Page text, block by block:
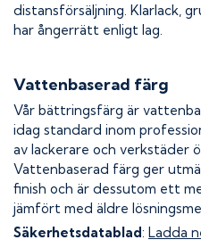
distansförsäljning. Klarlack,
har ångerrätt enligt lag.
Vattenbaserad färg
Vår bättringsfärg är
idag standard inom
av lackerare och verkstäder
Vattenbaserad färg ger
finish och är dessutom ett
jämfört med äldre
Säkerhetsdatablad: Ladda